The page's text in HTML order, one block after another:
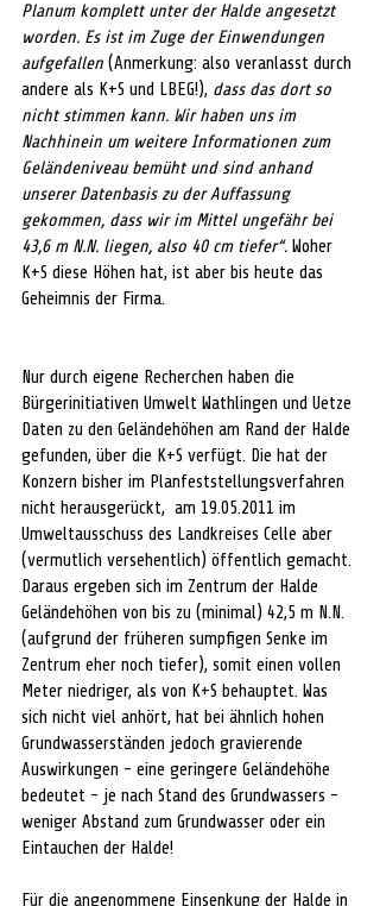
Planum komplett unter der Halde angesetzt
worden. Es ist im Zuge der Einwendungen
aufgefallen (Anmerkung: also veranlasst durch
andere als K+S und LBEG!), dass das dort so
nicht stimmen kann. Wir haben uns im
Nachhinein um weitere Informationen zum
Geländeniveau bemüht und sind anhand
unserer Datenbasis zu der Auffassung
gekommen, dass wir im Mittel ungefähr bei
43,6 m N.N. liegen, also 40 cm tiefer“. Woher
K+S diese Höhen hat, ist aber bis heute das
Geheimnis der Firma.
Nur durch eigene Recherchen haben die
Bürgerinitiativen Umwelt Wathlingen und Uetze
Daten zu den Geländehöhen am Rand der Halde
gefunden, über die K+S verfügt. Die hat der
Konzern bisher im Planfeststellungsverfahren
nicht herausgerückt,  am 19.05.2011 im
Umweltausschuss des Landkreises Celle aber
(vermutlich versehentlich) öffentlich gemacht.
Daraus ergeben sich im Zentrum der Halde
Geländehöhen von bis zu (minimal) 42,5 m N.N.
(aufgrund der früheren sumpfigen Senke im
Zentrum eher noch tiefer), somit einen vollen
Meter niedriger, als von K+S behauptet. Was
sich nicht viel anhört, hat bei ähnlich hohen
Grundwasserständen jedoch gravierende
Auswirkungen - eine geringere Geländehöhe
bedeutet - je nach Stand des Grundwassers -
weniger Abstand zum Grundwasser oder ein
Eintauchen der Halde!
Für die angenommene Einsenkung der Halde in